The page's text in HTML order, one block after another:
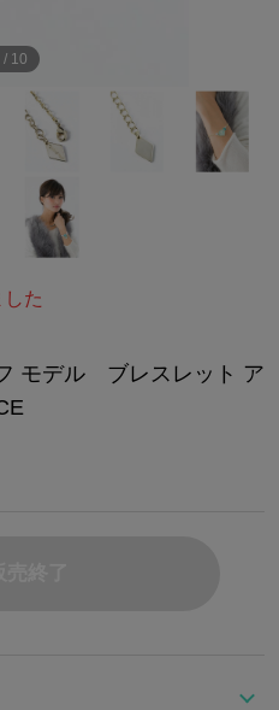
/ 10
た
モデル ブレスレット ア